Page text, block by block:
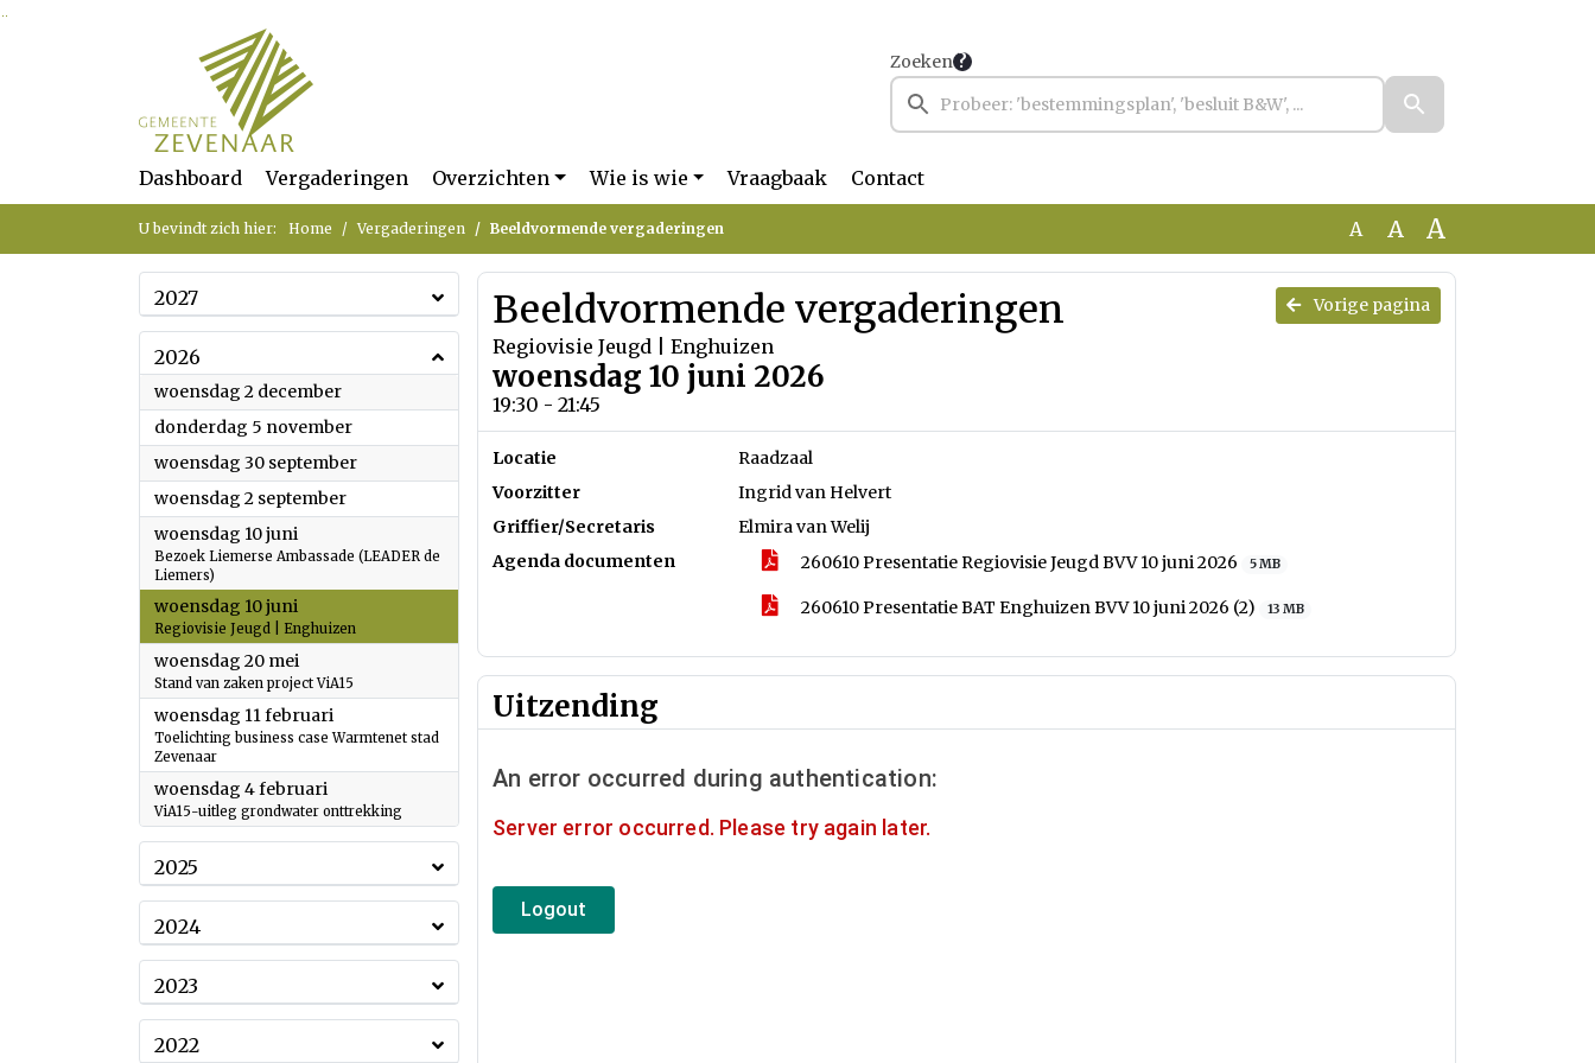
Ga naar de inhoud van deze pagina
Zoeken
Dashboard Vergaderingen Overzichten Wie is wie Vraagbaak Contact
U bevindt zich hier: Home Vergaderingen Beeldvormende vergaderingen A A A
2027
2026
woensdag 2 december2026
donderdag 5 november2026
woensdag 30 september2026
woensdag 2 september2026
woensdag 10 juni
Bezoek Liemerse Ambassade (LEADER de
Liemers)
woensdag 10 juni
Regiovisie Jeugd | Enghuizen
woensdag 20 mei
Stand van zaken project ViA15
woensdag 11 februari
Toelichting business case Warmtenet stad
Zevenaar
woensdag 4 februari
ViA15-uitleg grondwater onttrekking
2025
2024
2023
2022
Vorige pagina
Beeldvormende vergaderingen
Regiovisie Jeugd | Enghuizen
woensdag 10 juni 2026
19:30 - 21:45
Locatie
Raadzaal
Voorzitter
Ingrid van Helvert
Griffier/Secretaris
Elmira van Welij
Agenda documenten
260610 Presentatie Regiovisie Jeugd BVV 10 juni 2026 5 MB
260610 Presentatie BAT Enghuizen BVV 10 juni 2026 (2) 13 MB
Uitzending